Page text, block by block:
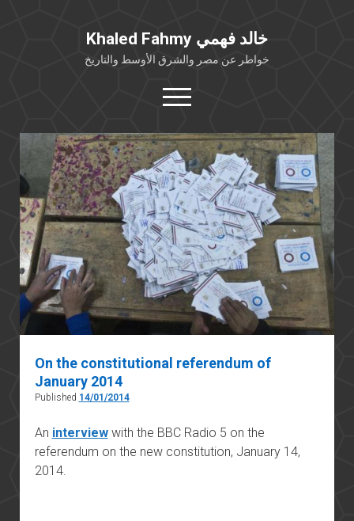
Khaled Fahmy خالد فهمي
خواطر عن مصر والشرق الأوسط والتاريخ
open
menu
twitterfacebook
خلفية شخصية
كتابات أكاديمية
مقالات صحافية
بوستات من فيسبوك
مقابلات في الإعلام
Languages
On the constitutional referendum of
January 2014
Published 14/01/2014
An interviewwith the BBC Radio 5 on the
referendum on the new constitution, January 14,
2014.